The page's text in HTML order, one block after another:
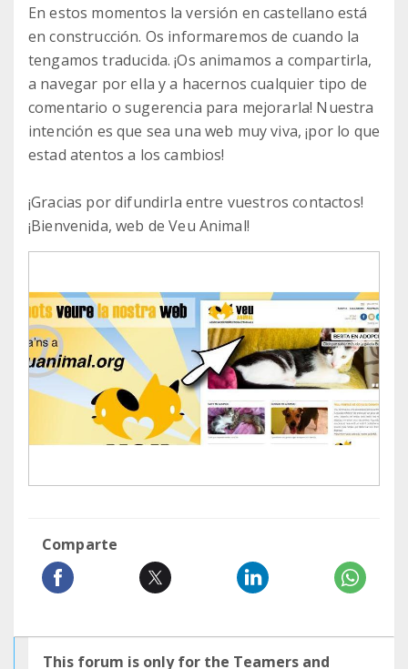
En estos momentos la versión en castellano está
en construcción. Os informaremos de cuando la
tengamos traducida. ¡Os animamos a compartirla,
a navegar por ella y a hacernos cualquier tipo de
comentario o sugerencia para mejorarla! Nuestra
intención es que sea una web muy viva, ¡por lo que
estad atentos a los cambios!
¡Gracias por difundirla entre vuestros contactos!
¡Bienvenida, web de Veu Animal!
Comparte
This forum is only for the Teamers and